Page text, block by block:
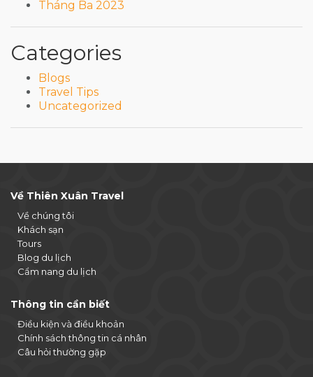
Tháng Ba 2023
Categories
Blogs
Travel Tips
Uncategorized
Về Thiên Xuân Travel
Về chúng tôi
Khách sạn
Tours
Blog du lịch
Cẩm nang du lịch
Thông tin cần biết
Điều kiện và điều khoản
Chính sách thông tin cá nhân
Câu hỏi thường gặp